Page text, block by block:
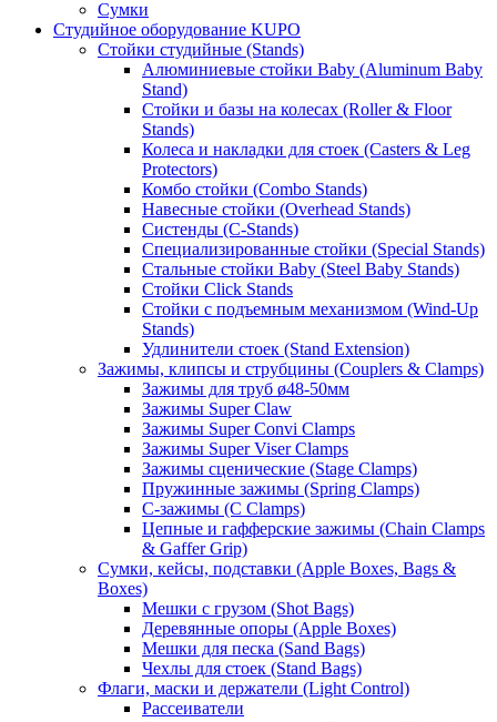
Сумки
Студийное оборудование KUPO
Стойки студийные (Stands)
Алюминиевые стойки Baby (Aluminum Baby
Stand)
Стойки и базы на колесах (Roller & Floor
Stands)
Колеса и накладки для стоек (Casters & Leg
Protectors)
Комбо стойки (Combo Stands)
Навесные стойки (Overhead Stands)
Систенды (C-Stands)
Специализированные стойки (Special Stands)
Стальные стойки Baby (Steel Baby Stands)
Стойки Click Stands
Стойки с подъемным механизмом (Wind-Up
Stands)
Удлинители стоек (Stand Extension)
Зажимы, клипсы и струбцины (Couplers & Clamps)
Зажимы для труб ø48-50мм
Зажимы Super Claw
Зажимы Super Convi Clamps
Зажимы Super Viser Clamps
Зажимы сценические (Stage Clamps)
Пружинные зажимы (Spring Clamps)
С-зажимы (C Clamps)
Цепные и гафферские зажимы (Chain Clamps
& Gaffer Grip)
Сумки, кейсы, подставки (Apple Boxes, Bags &
Boxes)
Мешки с грузом (Shot Bags)
Деревянные опоры (Apple Boxes)
Мешки для песка (Sand Bags)
Чехлы для стоек (Stand Bags)
Флаги, маски и держатели (Light Control)
Рассеиватели